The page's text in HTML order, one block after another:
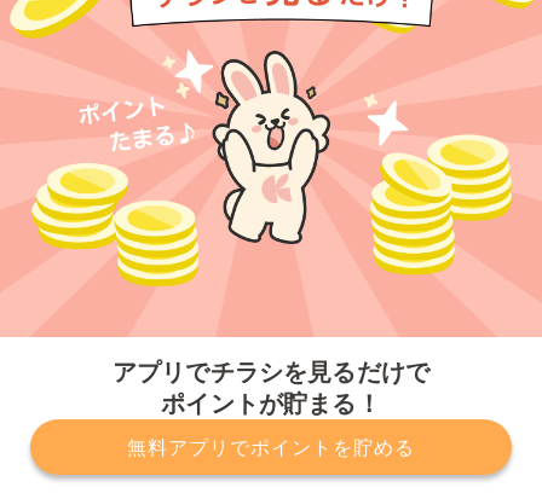
アプリでチラシを見るだけで
ポイントが貯まる！
無料アプリでポイントを貯める
プライバシーポリシー 利用規約
運営会社